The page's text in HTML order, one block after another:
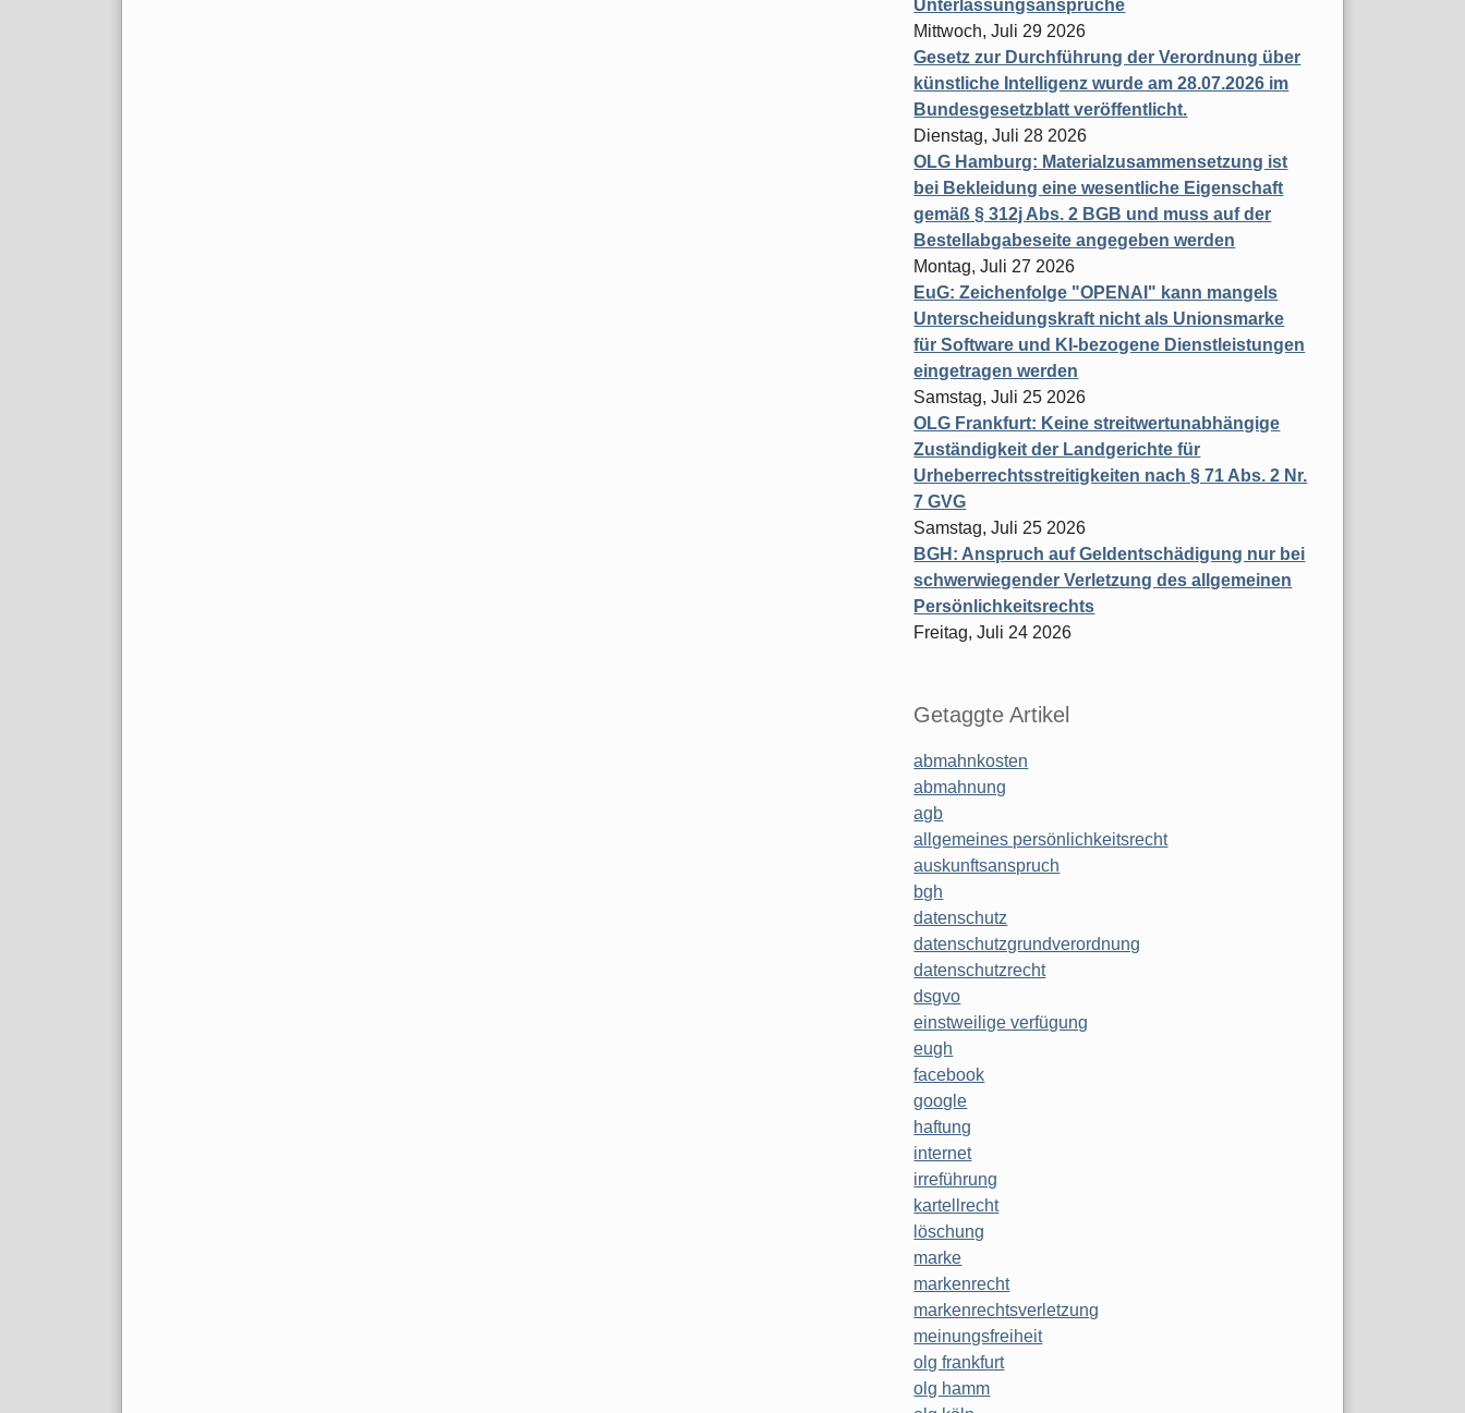
Unterlassungsansprüche
Mittwoch, Juli 29 2026
Gesetz zur Durchführung der Verordnung über
künstliche Intelligenz wurde am 28.07.2026 im
Bundesgesetzblatt veröffentlicht.
Dienstag, Juli 28 2026
OLG Hamburg: Materialzusammensetzung ist
bei Bekleidung eine wesentliche Eigenschaft
gemäß § 312j Abs. 2 BGB und muss auf der
Bestellabgabeseite angegeben werden
Montag, Juli 27 2026
EuG: Zeichenfolge "OPENAI" kann mangels
Unterscheidungskraft nicht als Unionsmarke
für Software und KI-bezogene Dienstleistungen
eingetragen werden
Samstag, Juli 25 2026
OLG Frankfurt: Keine streitwertunabhängige
Zuständigkeit der Landgerichte für
Urheberrechtsstreitigkeiten nach § 71 Abs. 2 Nr.
7 GVG
Samstag, Juli 25 2026
BGH: Anspruch auf Geldentschädigung nur bei
schwerwiegender Verletzung des allgemeinen
Persönlichkeitsrechts
Freitag, Juli 24 2026
Getaggte Artikel
abmahnkosten
abmahnung
agb
allgemeines persönlichkeitsrecht
auskunftsanspruch
bgh
datenschutz
datenschutzgrundverordnung
datenschutzrecht
dsgvo
einstweilige verfügung
eugh
facebook
google
haftung
internet
irreführung
kartellrecht
löschung
marke
markenrecht
markenrechtsverletzung
meinungsfreiheit
olg frankfurt
olg hamm